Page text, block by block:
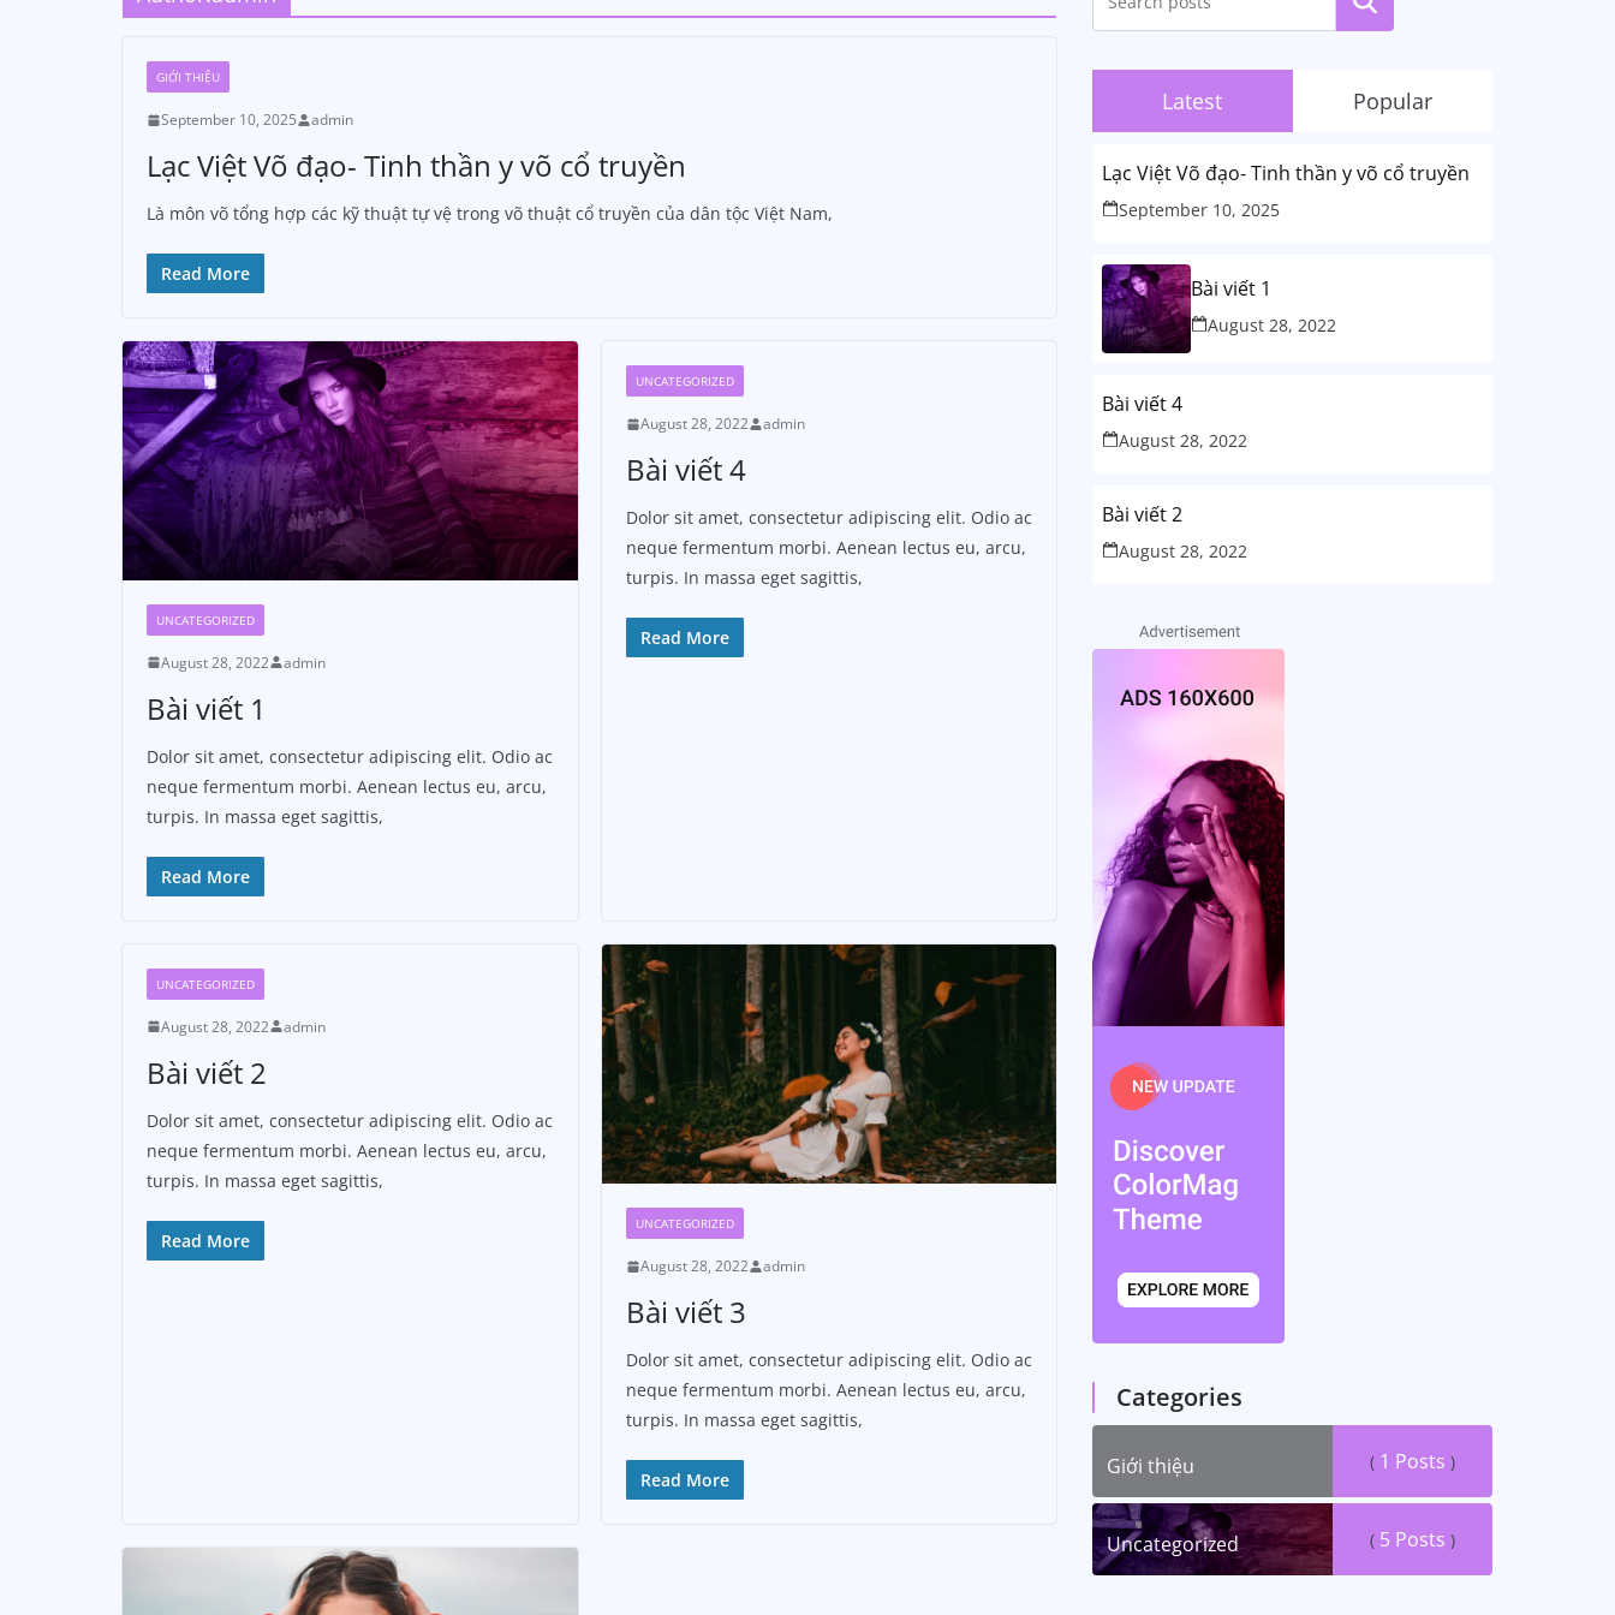
GIỚI THIỆU
September 10, 2025 admin
Lạc Việt Võ đạo- Tinh thần y võ cổ truyền
Là môn võ tổng hợp các kỹ thuật tự vệ trong võ thuật cổ truyền của dân tộc Việt Nam,
Read More
UNCATEGORIZED
August 28, 2022 admin
Bài viết 1
Dolor sit amet, consectetur adipiscing elit. Odio ac
neque fermentum morbi. Aenean lectus eu, arcu,
turpis. In massa eget sagittis,
Read More
UNCATEGORIZED
August 28, 2022 admin
Bài viết 4
Dolor sit amet, consectetur adipiscing elit. Odio ac
neque fermentum morbi. Aenean lectus eu, arcu,
turpis. In massa eget sagittis,
Read More
UNCATEGORIZED
August 28, 2022 admin
Bài viết 2
Dolor sit amet, consectetur adipiscing elit. Odio ac
neque fermentum morbi. Aenean lectus eu, arcu,
turpis. In massa eget sagittis,
Read More
UNCATEGORIZED
August 28, 2022 admin
Bài viết 3
Dolor sit amet, consectetur adipiscing elit. Odio ac
neque fermentum morbi. Aenean lectus eu, arcu,
turpis. In massa eget sagittis,
Read More
Latest Popular
Lạc Việt Võ đạo- Tinh thần y võ cổ truyền
September 10, 2025
Bài viết 1
August 28, 2022
Bài viết 4
August 28, 2022
Bài viết 2
August 28, 2022
Categories
Giới thiệu (1 Posts )
Uncategorized (5 Posts )